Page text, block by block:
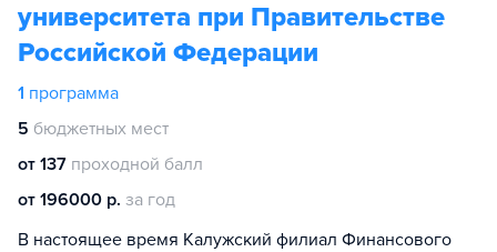
университета при Правительстве
Российской Федерации
1 программа
5 бюджетных мест
от 137 проходной балл
от 196000 р. за год
В настоящее время Калужский филиал Финансового